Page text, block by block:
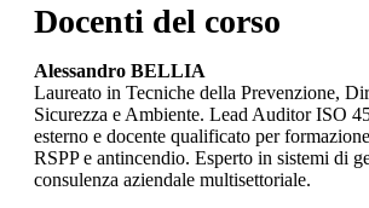
Docenti del corso
Alessandro BELLIA
Laureato in Tecniche della Prevenzione,
Sicurezza e Ambiente. Lead Auditor ISO
esterno e docente qualificato per
RSPP e antincendio. Esperto in sistemi di
consulenza aziendale multisettoriale.